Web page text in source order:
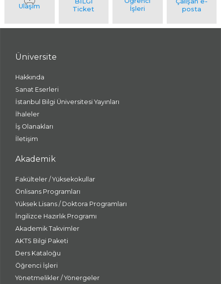
Üniversite
Hakkında
Sanat Eserleri
İstanbul Bilgi Üniversitesi Yayınları
İhaleler
İş Olanakları
İletişim
Akademik
Fakülteler / Yüksekokullar
Önlisans Programları
Yüksek Lisans / Doktora Programları
İngilizce Hazırlık Programı
Akademik Takvimler
AKTS Bilgi Paketi
Ders Kataloğu
Öğrenci İşleri
Yönetmelikler / Yönergeler